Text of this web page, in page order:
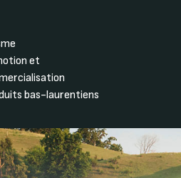
et
bas-laurentiens